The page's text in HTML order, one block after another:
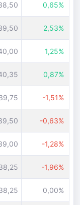
0,65%
2,53%
1,25%
0,87%
-1,51%
-0,63%
-1,28%
-1,96%
0,00%